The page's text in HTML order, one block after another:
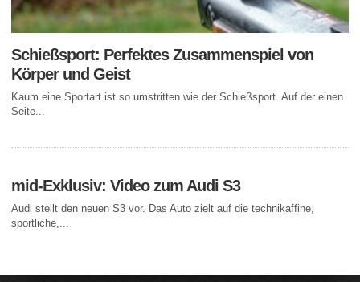
Schießsport: Perfektes Zusammenspiel von
Körper und Geist
Kaum eine Sportart ist so umstritten wie der Schießsport. Auf der einen
Seite...
mid-Exklusiv: Video zum Audi S3
Audi stellt den neuen S3 vor. Das Auto zielt auf die technikaffine,
sportliche,...